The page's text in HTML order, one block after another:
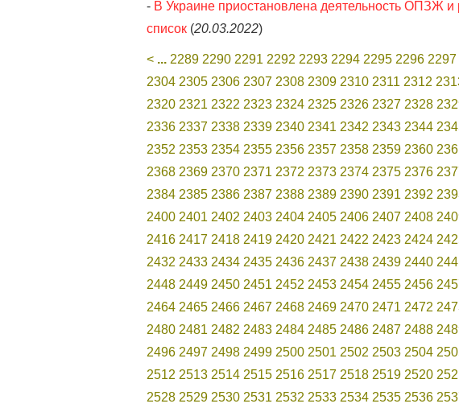
- В Украине приостановлена деятельность ОПЗЖ и
список (20.03.2022)
< ... 2289 2290 2291 2292 2293 2294 2295 2296 2297
2304 2305 2306 2307 2308 2309 2310 2311 2312
2320 2321 2322 2323 2324 2325 2326 2327 2328
2336 2337 2338 2339 2340 2341 2342 2343 2344
2352 2353 2354 2355 2356 2357 2358 2359 2360
2368 2369 2370 2371 2372 2373 2374 2375 2376
2384 2385 2386 2387 2388 2389 2390 2391 2392
2400 2401 2402 2403 2404 2405 2406 2407 2408
2416 2417 2418 2419 2420 2421 2422 2423 2424
2432 2433 2434 2435 2436 2437 2438 2439 2440
2448 2449 2450 2451 2452 2453 2454 2455 2456
2464 2465 2466 2467 2468 2469 2470 2471 2472
2480 2481 2482 2483 2484 2485 2486 2487 2488
2496 2497 2498 2499 2500 2501 2502 2503 2504
2512 2513 2514 2515 2516 2517 2518 2519 2520
2528 2529 2530 2531 2532 2533 2534 2535 2536